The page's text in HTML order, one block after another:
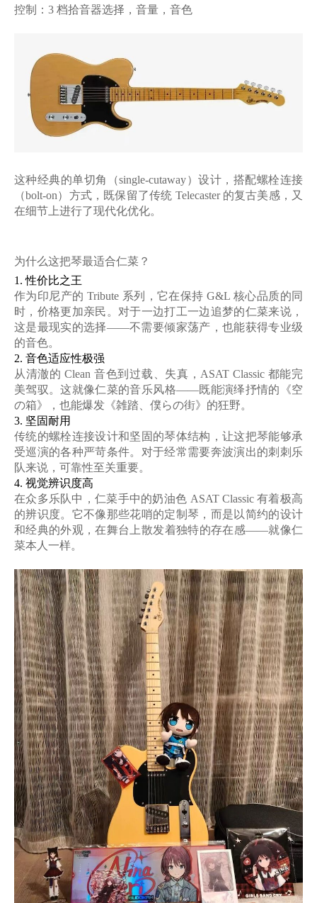
控制
： 3 档拾音器选择，音量，音色
这种经典的单切角（single-cutaway）设计，搭配螺栓连接
（bolt-on）方式，既保留了传统 Telecaster 的复古美感，又
在细节上进行了现代化优化。
为什么这把琴最适合仁菜？
1.性价比之王
作为印尼产的 Tribute 系列，它在保持 G&L 核心品质的同
时，价格更加亲民。对于一边打工一边追梦的仁菜来说，
这是最现实的选择——不需要倾家荡产，也能获得专业级
的音色。
2. 音色适应性极强
从清澈的 Clean 音色到过载、失真，ASAT Classic 都能完
美驾驭。这就像仁菜的音乐风格——既能演绎抒情的《空
の箱》，也能爆发《雑踏、僕らの街》的狂野。
3. 坚固耐用
传统的螺栓连接设计和坚固的琴体结构，让这把琴能够承
受巡演的各种严苛条件。对于经常需要奔波演出的刺刺乐
队来说，可靠性至关重要。
4. 视觉辨识度高
在众多乐队中，仁菜手中的奶油色 ASAT Classic 有着极高
的辨识度。它不像那些花哨的定制琴，而是 以简约的设计
和经典的外观，在舞台上散发着独特的存在感——就像仁
菜本人一样。